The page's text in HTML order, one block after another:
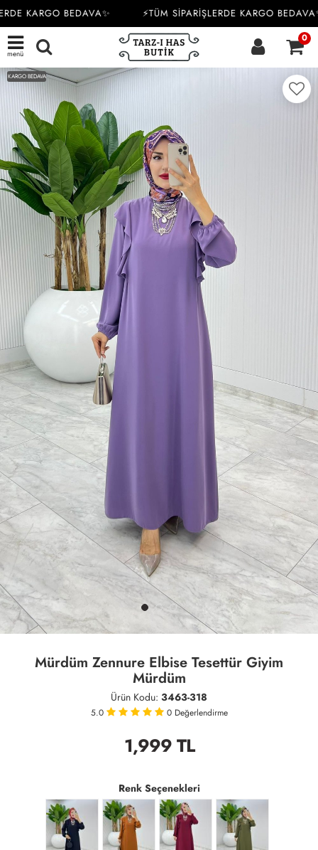
KARGO BEDAVA✨ ⚡TÜM SİPARİŞLERDE KARGO BEDAVA✨
menü
0
KARGO BEDAVA
Mürdüm Zennure Elbise Tesettür Giyim
Mürdüm
Ürün Kodu: 3463-318
5.0 0 Değerlendirme
1,999TL
Renk Seçenekleri